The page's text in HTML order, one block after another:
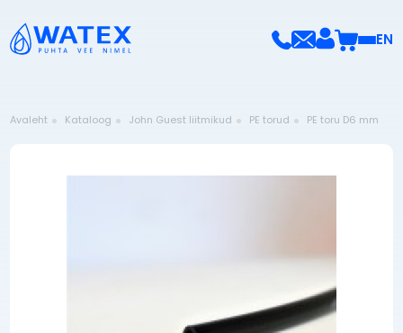
EN
Avaleht Kataloog John Guest liitmikud PE torud PE toru D6 mm